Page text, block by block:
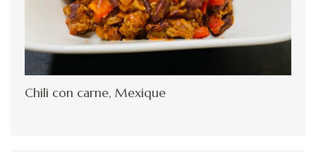
Chili con carne, Mexique